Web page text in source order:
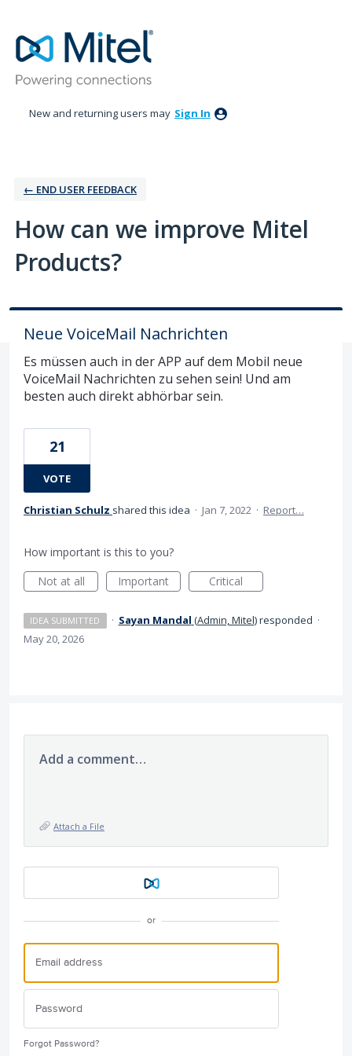
to
content
New and returning users may Sign In
← ‎END USER FEEDBACK
How can we improve Mitel
Products?
Neue VoiceMail Nachrichten
Es müssen auch in der APP auf dem Mobil neue
VoiceMail Nachrichten zu sehen sein! Und am
besten auch direkt abhörbar sein.
21
VOTE
Christian Schulz shared this idea · Jan 7, 2022 · Report…
How important is this to you?
Not at all
Important Critical
IDEA SUBMITTED · Sayan Mandal (Admin, Mitel)responded ·
May 20, 2026
Add a comment…
Attach a File
or
Forgot Password?